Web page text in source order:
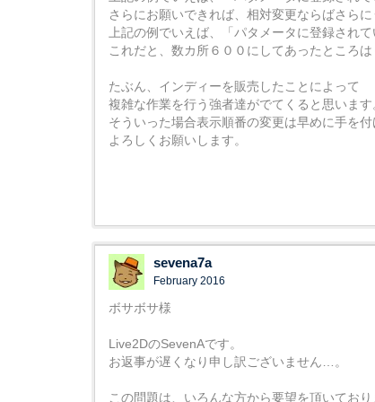
さらにお願いできれば、相対変更ならばさらに
上記の例でいえば、「パタメータに登録さ
これだと、数カ所６００にしてあったところ
たぶん、インディーを販売したことによって
複雑な作業を行う強者達がでてくると思います
そういった場合表示順番の変更は早めに手を
よろしくお願いします。
sevena7a
February 2016
ボサボサ様
Live2DのSevenAです。
お返事が遅くなり申し訳ございません…。
この問題は、いろんな方から要望を頂いており